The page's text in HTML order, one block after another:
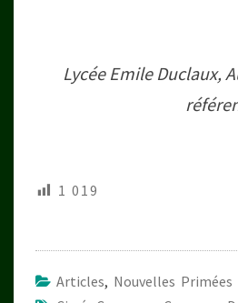
Lycée Emile Duclaux,
1 019
Articles, Nouvelles Primées